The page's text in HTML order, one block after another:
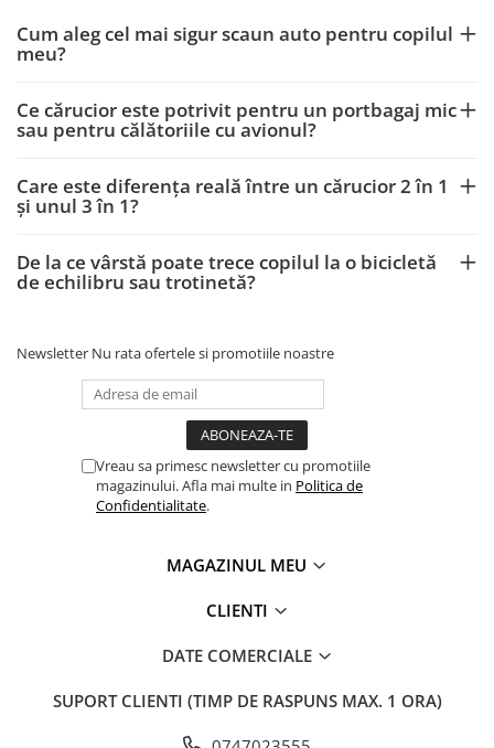
Cum aleg cel mai sigur scaun auto pentru copilul
meu?
Ce cărucior este potrivit pentru un portbagaj mic
sau pentru călătoriile cu avionul?
Care este diferența reală între un cărucior 2 în 1
și unul 3 în 1?
De la ce vârstă poate trece copilul la o bicicletă
de echilibru sau trotinetă?
Newsletter Nu rata ofertele si promotiile noastre
Vreau sa primesc newsletter cu promotiile
magazinului. Afla mai multe in Politica de
Confidentialitate.
MAGAZINUL MEU
CLIENTI
DATE COMERCIALE
SUPORT CLIENTI (TIMP DE RASPUNS MAX. 1 ORA)